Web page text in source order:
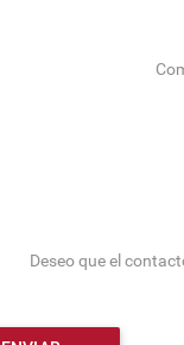
Deseo que el